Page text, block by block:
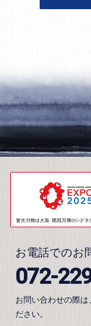
お電話でのお
072-
お問い合わせの際
ださい。